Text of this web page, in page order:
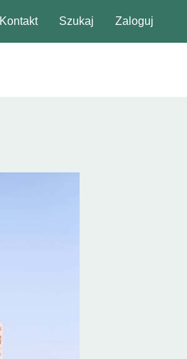
Kontakt Szukaj Zaloguj